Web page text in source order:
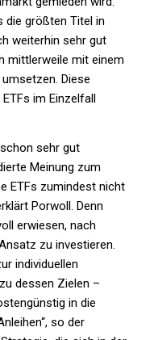
die größten Titel in
weiterhin sehr gut
mittlerweile mit einem
Diese
im Einzelfall
sehr gut
Meinung zum
ETFs zumindest nicht
Porwoll. Denn
erwiesen, nach
zu investieren.
individuellen
dessen Zielen –
in die
so der